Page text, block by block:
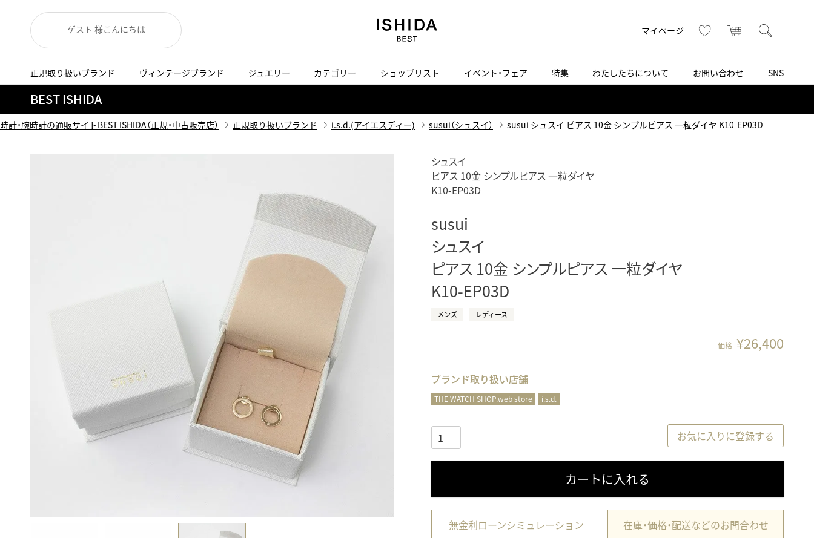
ゲスト 様こんにちは マイページ お気に入りカート
正規取り扱いブランド
A B
アマズフィット
Angel Heart
エンジェルハート
ARMINSTROM
ATTESA
正規取り扱いブランド一覧はこちら
ヴィンテージブランド
BEST VINTAGEについて 買取り・下取り・委託サービスについて
検索
ヴィンテージブランド一覧はこちら
ジュエリー カテゴリー
正規取り扱いブランド ヴィンテージブランド
デザイナーズ家電
日用品
その他
ISHIDA いいモノ Selection
ショップリスト
ISHIDA新宿 ISHIDA表参道 ISHIDA N43°（札幌）
Luxury Time Lounge
ブライトリング ブティック GINZA SIX IWC 表参道ブティック
BEST VINTAGE グランフロント大阪 ヒューリックスクエア札幌
イベント・フェア 特集 わたしたちについて
ニュースリリース 採用情報
お問い合わせ
査定お申込み
SNS
YOUTUBE BLOG INSTAGRAM
BEST ISHIDA
時計・腕時計の通販サイトBEST ISHIDA（正規・中古販売店） 正規取り扱いブランド i.s.d.(アイエスディー) susui（シュスイ） susui シュスイ ピアス 10金 シンプルピアス 一粒ダイヤ K10-EP03D
シュスイ
ピアス 10金 シンプルピアス 一粒ダイヤ
K10-EP03D
susui
シュスイ
ピアス 10金 シンプルピアス 一粒ダイヤ
K10-EP03D
メンズ レディース
価格 ¥26,400
ブランド取り扱い店舗
THE WATCH SHOP.web store i.s.d.
お気に入りに登録する
カートに入れる
無金利ローンシミュレーション 在庫・価格・配送などのお問合わせ
へ